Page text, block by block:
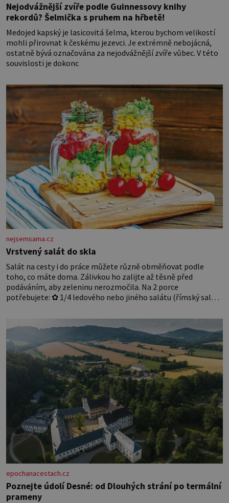
Nejodvážnější zvíře podle Guinnessovy knihy
rekordů? Šelmička s pruhem na hřbetě!
Medojed kapský je lasicovitá šelma, kterou bychom velikostí
mohli přirovnat k českému jezevci. Je extrémně nebojácná,
ostatně bývá označována za nejodvážnější zvíře vůbec. V této
souvislosti je dokonc
nejsemsama.cz
Vrstvený salát do skla
Salát na cesty i do práce můžete různě obměňovat podle
toho, co máte doma. Zálivkou ho zalijte až těsně před
podáváním, aby zeleninu nerozmočila. Na 2 porce
potřebujete: ✿ 1/4 ledového nebo jiného salátu (římský salát,
rajčata Zálivka: ✿ 4 lžíce olivového oleje ✿ 1 lžíci citronové
šťávy ✿ ½ stroužku
epochanacestach.cz
Poznejte údolí Desné: od Dlouhých strání po termální
prameny